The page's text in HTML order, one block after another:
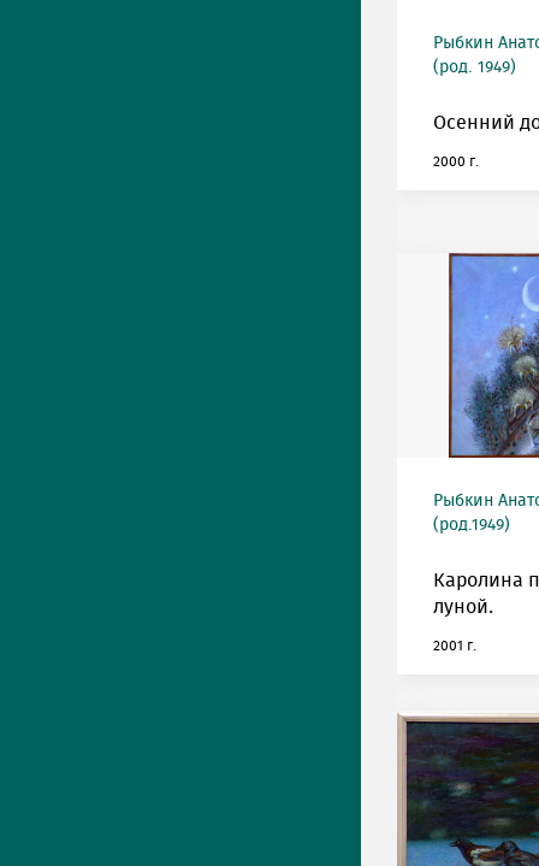
Рыбкин
(род. 1949)
Осенний
2000 г.
Рыбкин
(род.1949)
Каролина
луной.
2001 г.